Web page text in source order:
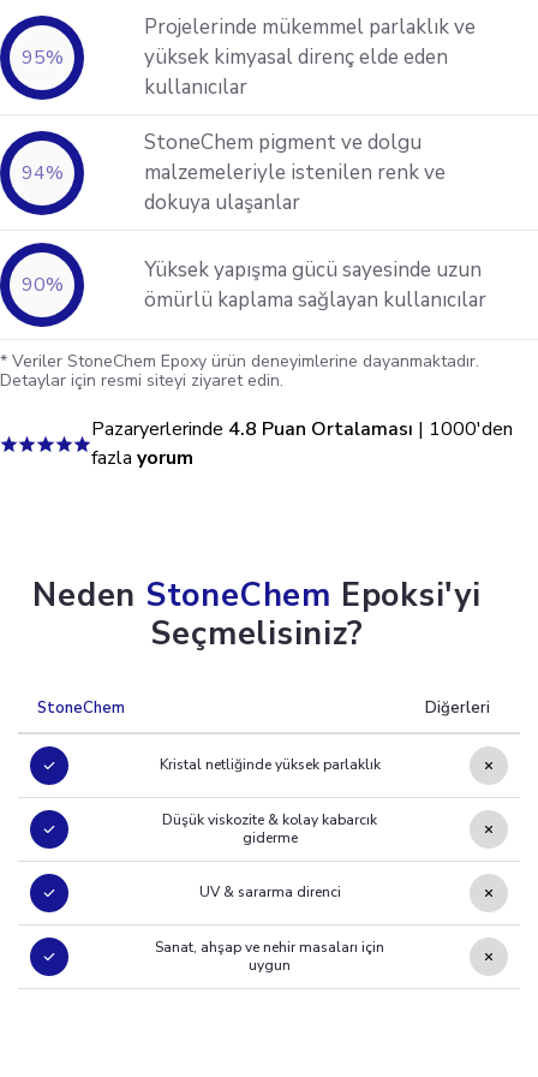
95%
Projelerinde mükemmel parlaklık ve
yüksek kimyasal direnç elde eden
kullanıcılar
94%
StoneChem pigment ve dolgu
malzemeleriyle istenilen renk ve
dokuya ulaşanlar
90%
Yüksek yapışma gücü sayesinde uzun
ömürlü kaplama sağlayan kullanıcılar
* Veriler StoneChem Epoxy ürün deneyimlerine dayanmaktadır.
Detaylar için resmi siteyi ziyaret edin.
Pazaryerlerinde 4.8 Puan Ortalaması | 1000'den
fazlayorum
Neden StoneChem Epoksi'yi
Seçmelisiniz?
StoneChem Diğerleri
Kristal netliğinde yüksek parlaklık
Düşük viskozite & kolay kabarcık
giderme
UV & sararma direnci
Sanat, ahşap ve nehir masaları için
uygun